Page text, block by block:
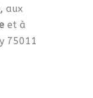
aux
et à
75011